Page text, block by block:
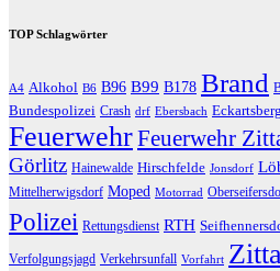
TOP Schlagwörter
A4 Alkohol B6 B96 B99 B178 Brand
Bundespolizei Crash drf Ebersbach Eckartsberg
FeuerwehrFeuerwehr
Görlitz Hainewalde Hirschfelde Jonsdorf
Mittelherwigsdorf Moped Motorrad
Polizei Rettungsdienst RTH
Verfolgungsjagd Verkehrsunfall Vorfahrt